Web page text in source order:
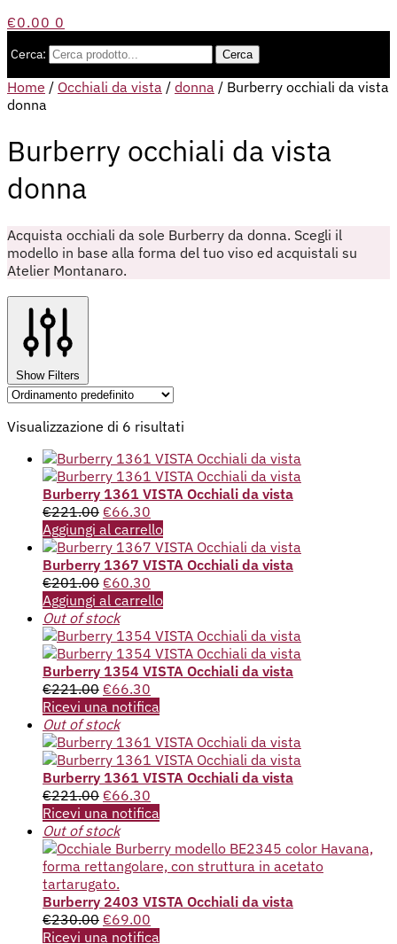
€0.00 0
Cerca: Cerca
Home / Occhiali da vista / donna / Burberry occhiali da vista
donna
Burberry occhiali da vista
donna
Acquista occhiali da sole Burberry da donna. Scegli il
modello in base alla forma del tuo viso ed acquistali su
Atelier Montanaro.
Show Filters
Visualizzazione di 6 risultati
Burberry 1361 VISTA Occhiali da vista
€221.00 €66.30
Aggiungi al carrello
Burberry 1367 VISTA Occhiali da vista
€201.00 €60.30
Aggiungi al carrello
Out of stock
Burberry 1354 VISTA Occhiali da vista
€221.00 €66.30
Ricevi una notifica
Out of stock
Burberry 1361 VISTA Occhiali da vista
€221.00 €66.30
Ricevi una notifica
Out of stock
Burberry 2403 VISTA Occhiali da vista
€230.00 €69.00
Ricevi una notifica